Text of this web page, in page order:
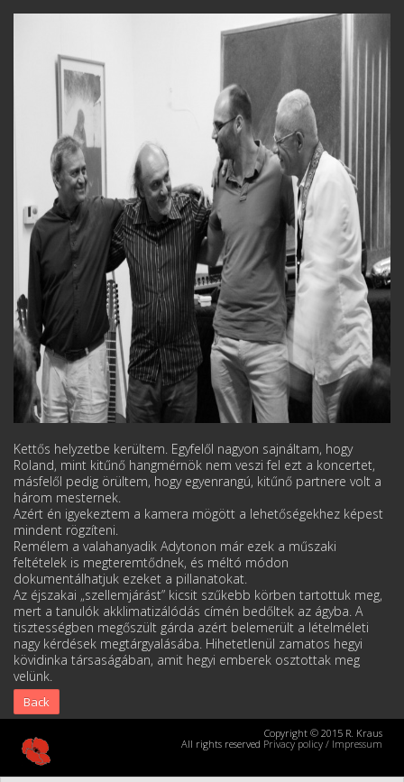
Kettős helyzetbe kerültem. Egyfelől nagyon sajnáltam, hogy
Roland, mint kitűnő hangmérnök nem veszi fel ezt a koncertet,
másfelől pedig örültem, hogy egyenrangú, kitűnő partnere volt a
három mesternek.
Azért én igyekeztem a kamera mögött a lehetőségekhez képest
mindent rögzíteni.
Remélem a valahanyadik Adytonon már ezek a műszaki
feltételek is megteremtődnek, és méltó módon
dokumentálhatjuk ezeket a pillanatokat.
Az éjszakai „szellemjárást” kicsit szűkebb körben tartottuk meg,
mert a tanulók akklimatizálódás címén bedőltek az ágyba. A
tisztességben megőszült gárda azért belemerült a lételméleti
nagy kérdések megtárgyalásába. Hihetetlenül zamatos hegyi
kövidinka társaságában, amit hegyi emberek osztottak meg
velünk.
Back
Copyright © 2015 R. Kraus
All rights reserved Privacy policy / Impressum